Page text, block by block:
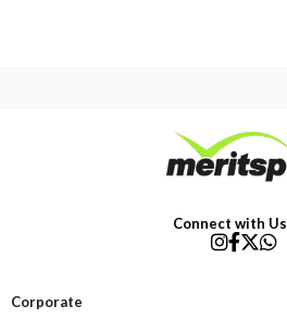
Connect with Us
Corporate